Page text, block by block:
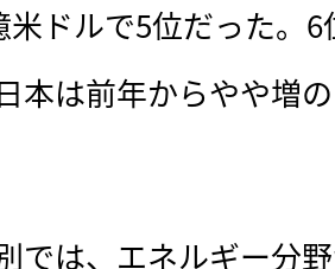
米ドルで5位だった。
本は前年からやや増
では、エネルギー分